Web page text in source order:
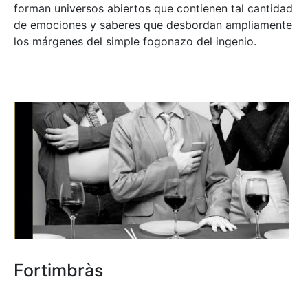
forman universos abiertos que contienen tal cantidad
de emociones y saberes que desbordan ampliamente
los márgenes del simple fogonazo del ingenio.
Fortimbràs